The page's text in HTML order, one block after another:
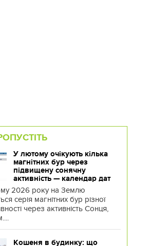
У лютому очікують кілька
магнітних бур через
підвищену сонячну
активність — календар дат
2026 року на Землю
серія магнітних бур різної
через активність Сонця,
Кошеня в будинку: що